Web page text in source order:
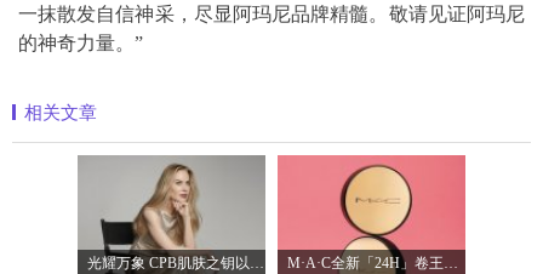
一抹散发自信神采，尽显阿玛尼品牌精髓。敬请见证阿玛尼
的神奇力量。”
相关文章
光耀万象 CPB肌肤之钥以镜头记录妮可·基 M·A·C全新「24H」卷王金气垫中国首发 实